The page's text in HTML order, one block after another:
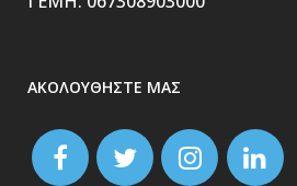
ΑΚΟΛΟΥΘΗΣΤΕ ΜΑΣ